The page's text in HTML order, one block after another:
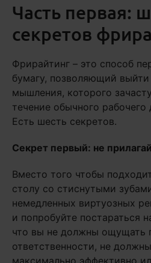
Часть первая:
секретов
Фрирайтинг – это способ
бумагу, позволяющий
мышления, которого
течение обычного
Есть шесть секретов.
Секрет первый: не
Вместо того чтобы
столу со стиснутыми
немедленных виртуозных
и попробуйте постараться
что вы не должны ощущать
ответственности, не